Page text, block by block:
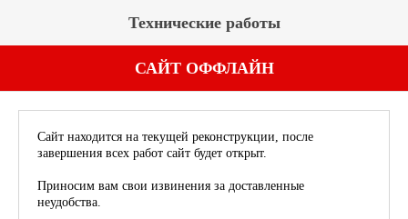
Технические работы
САЙТ ОФФЛАЙН
Сайт находится на текущей реконструкции, после
завершения всех работ сайт будет открыт.
Приносим вам свои извинения за доставленные
неудобства.